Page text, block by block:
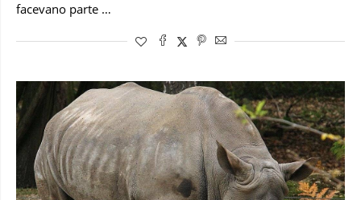
facevano parte …